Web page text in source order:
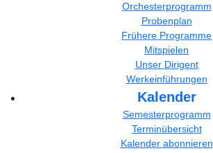
Orchesterprogramm
Probenplan
Frühere Programme
Mitspielen
Unser Dirigent
Werkeinführungen
Kalender
Semesterprogramm
Terminübersicht
Kalender abonnieren